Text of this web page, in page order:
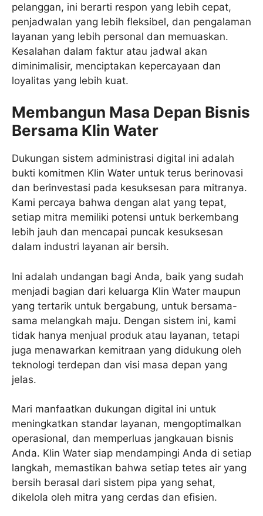
pelanggan, ini berarti respon yang lebih cepat,
penjadwalan yang lebih fleksibel, dan pengalaman
layanan yang lebih personal dan memuaskan.
Kesalahan dalam faktur atau jadwal akan
diminimalisir, menciptakan kepercayaan dan
loyalitas yang lebih kuat.
Membangun Masa Depan Bisnis
Bersama Klin Water
Dukungan sistem administrasi digital ini adalah
bukti komitmen Klin Water untuk terus berinovasi
dan berinvestasi pada kesuksesan para mitranya.
Kami percaya bahwa dengan alat yang tepat,
setiap mitra memiliki potensi untuk berkembang
lebih jauh dan mencapai puncak kesuksesan
dalam industri layanan air bersih.
Ini adalah undangan bagi Anda, baik yang sudah
menjadi bagian dari keluarga Klin Water maupun
yang tertarik untuk bergabung, untuk bersama-
sama melangkah maju. Dengan sistem ini, kami
tidak hanya menjual produk atau layanan, tetapi
juga menawarkan kemitraan yang didukung oleh
teknologi terdepan dan visi masa depan yang
jelas.
Mari manfaatkan dukungan digital ini untuk
meningkatkan standar layanan, mengoptimalkan
operasional, dan memperluas jangkauan bisnis
Anda. Klin Water siap mendampingi Anda di setiap
langkah, memastikan bahwa setiap tetes air yang
bersih berasal dari sistem pipa yang sehat,
dikelola oleh mitra yang cerdas dan efisien.